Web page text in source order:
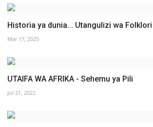
Historia ya dunia... Utangulizi wa
Mar 17, 2025
UTAIFA WA AFRIKA - Sehemu ya Pili
Jul 21, 2022